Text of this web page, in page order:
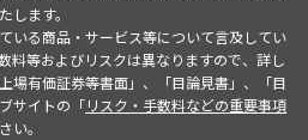
します。
いる商品・サービス等について言及してい
料等およびリスクは異なりますので、詳し
場有価証券等書面」、「目論見書」、「目
サイトの「リスク・手数料などの重要事項
い。